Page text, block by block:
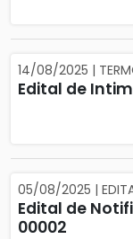
14/08/2025 |
Edital de
05/08/2025 |
Edital de
00002